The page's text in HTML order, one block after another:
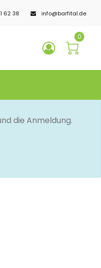
62 38 info@barfital.de
0
die Anmeldung.